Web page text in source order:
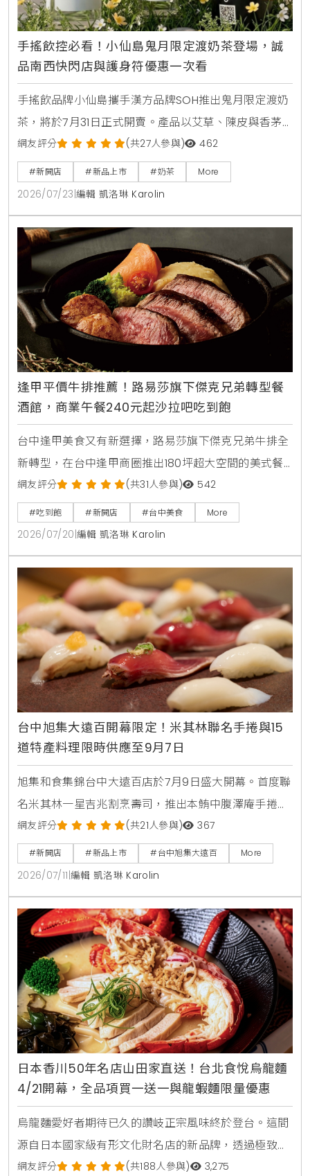
手搖飲控必看！小仙島鬼月限定渡奶茶登場，誠
品南西快閃店與護身符優惠一次看
手搖飲品牌小仙島攜手漢方品牌SOH推出鬼月限定渡奶
茶，將於7月31日正式開賣。產品以艾草、陳皮與香茅
等草本食材入茶，帶給讀者清爽去悶的全新風味。同步
登場的還有誠品生活台北南西店快閃店，以及與
Allumer Dessert合作的中秋甜點禮盒，提供豐富的生
活體驗與門市優惠。
網友評分 (共27人參與) 462
#新開店 #新品上市 #奶茶 More
2026/07/23 編輯 凱洛琳 Karolin
逢甲平價牛排推薦！路易莎旗下傑克兄弟轉型餐
酒館，商業午餐240元起沙拉吧吃到飽
台中逢甲美食又有新選擇，路易莎旗下傑克兄弟牛排全
新轉型，在台中逢甲商圈推出180坪超大空間的美式餐
酒館新店型。主打從早午餐，商業午餐到深夜餐酒全時
段供應，平日點早午餐加49元，晚上週末加99元即享
自助沙拉吧，路易莎咖啡無限續。商業午餐240元起，
更提供現烤披薩，各式烤串與超過100款世界微醺飲
品，是台中西屯朋友聚會，看球賽放鬆的寶藏餐廳。
網友評分 (共31人參與) 542
#吃到飽 #新開店 #台中美食 More
2026/07/20 編輯 凱洛琳 Karolin
台中旭集大遠百開幕限定！米其林聯名手捲與15
道特產料理限時供應至9月7日
旭集和食集錦台中大遠百店於7月9日盛大開幕。首度聯
名米其林一星吉兆割烹壽司，推出本鮪中腹澤庵手捲與
蟹肉海膽空氣春捲。同步引進日本蜜柑鰤魚與NISSEI霜
淇淋聖代，更將台中在地的麻薏、大甲芋頭、東泉辣椒
醬融入和食料理中，打造15道只供應到9月7日的台中限
定旬味。
網友評分 (共21人參與) 367
#新開店 #新品上市 #台中旭集大遠百 More
2026/07/11 編輯 凱洛琳 Karolin
日本香川50年名店山田家直送！台北食悅烏龍麵
4/21開幕，全品項買一送一與龍蝦麵限量優惠
烏龍麵愛好者期待已久的讚岐正宗風味終於登台。這間
源自日本國家級有形文化財名店的新品牌，透過極致的
職人工藝與五星級大廚指導的湯頭，試圖定義台灣烏龍
網友評分 (共188人參與) 3,275